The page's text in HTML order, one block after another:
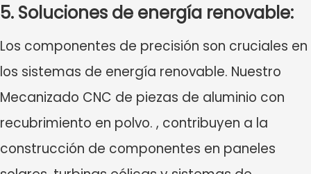
5. Soluciones de energía renovable:
Los componentes de precisión son cruciales en
los sistemas de energía renovable. Nuestro
Mecanizado CNC de piezas de aluminio con
recubrimiento en polvo. , contribuyen a la
construcción de componentes en paneles